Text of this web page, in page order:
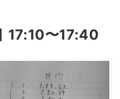
〜17:40